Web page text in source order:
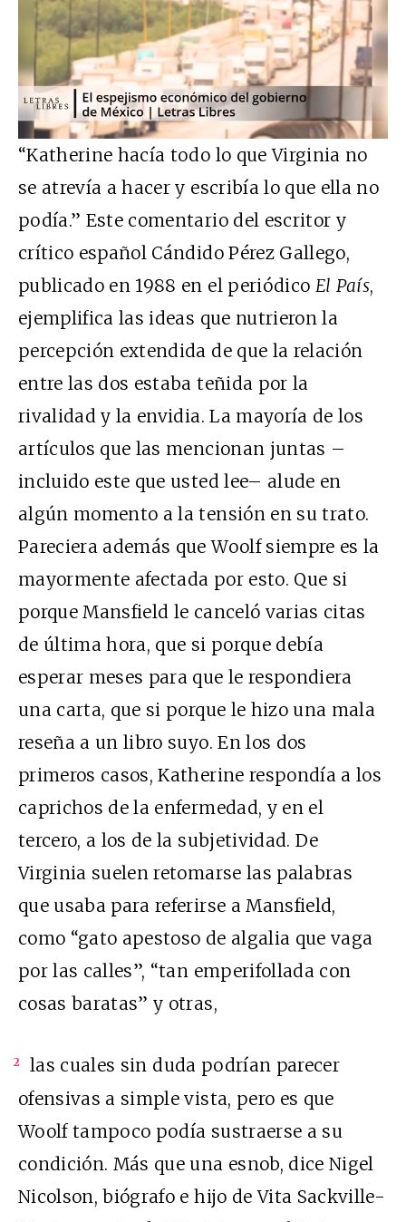
“Katherine hacía todo lo que Virginia no
se atrevía a hacer y escribía lo que ella no
podía.” Este comentario del escritor y
crítico español Cándido Pérez Gallego,
publicado en 1988 en el periódico El País,
ejemplifica las ideas que nutrieron la
percepción extendida de que la relación
entre las dos estaba teñida por la
rivalidad y la envidia. La mayoría de los
artículos que las mencionan juntas –
incluido este que usted lee– alude en
algún momento a la tensión en su trato.
Pareciera además que Woolf siempre es la
mayormente afectada por esto. Que si
porque Mansfield le canceló varias citas
de última hora, que si porque debía
esperar meses para que le respondiera
una carta, que si porque le hizo una mala
reseña a un libro suyo. En los dos
primeros casos, Katherine respondía a los
caprichos de la enfermedad, y en el
tercero, a los de la subjetividad. De
Virginia suelen retomarse las palabras
que usaba para referirse a Mansfield,
como “gato apestoso de algalia que vaga
por las calles”, “tan emperifollada con
cosas baratas” y otras,
2
las cuales sin duda podrían parecer
ofensivas a simple vista, pero es que
Woolf tampoco podía sustraerse a su
condición. Más que una esnob, dice Nigel
Nicolson, biógrafo e hijo de Vita Sackville-